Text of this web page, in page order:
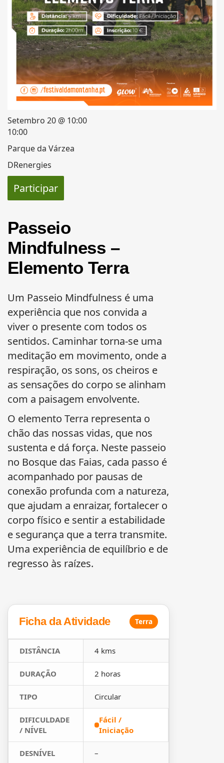
Passeio
Mindfulness –
Elemento Terra
Um Passeio Mindfulness é uma
experiência que nos convida a
viver o presente com todos os
sentidos. Caminhar torna-se uma
meditação em movimento, onde a
respiração, os sons, os cheiros e
as sensações do corpo se alinham
com a paisagem envolvente.
O elemento Terra representa o
chão das nossas vidas, que nos
sustenta e dá força. Neste passeio
no Bosque das Faias, cada passo é
acompanhado por pausas de
conexão profunda com a natureza,
que ajudam a enraizar, fortalecer o
corpo físico e sentir a estabilidade
e segurança que a terra transmite.
Uma experiência de equilíbrio e de
regresso às raízes.
Ficha da Atividade Terra
DISTÂNCIA 4 kms
DURAÇÃO 2 horas
TIPO Circular
DIFICULDADE
/ NÍVEL
Fácil /
Iniciação
DESNÍVEL –
Setembro 20 @ 10:00
10:00
Parque da Várzea
DRenergies
Participar